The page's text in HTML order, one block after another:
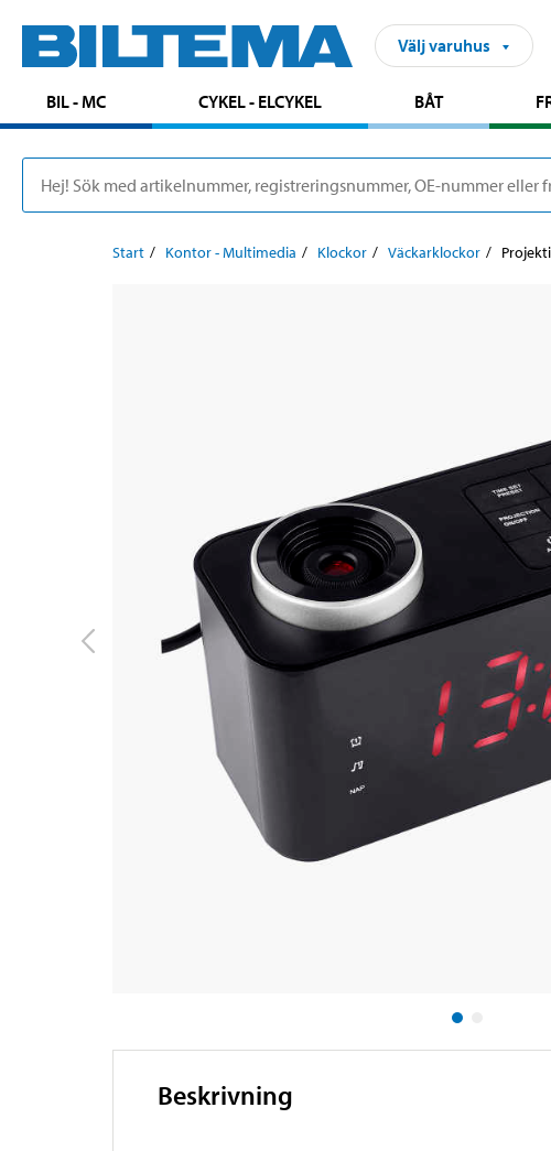
Välj varuhus
BIL - MC CYKEL - ELCYKEL BÅT
Start Kontor - Multimedia Klockor Väckarklockor
Beskrivning